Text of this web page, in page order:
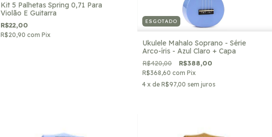
Kit 5 Palhetas Spring 0,71 Para
Violão E Guitarra
R$22,00
R$20,90 com Pix
ESGOTADO
Ukulele Mahalo Soprano - Série
Arco-íris - Azul Claro + Capa
R$420,00 R$388,00
R$368,60com Pix
4 x deR$97,00 sem juros